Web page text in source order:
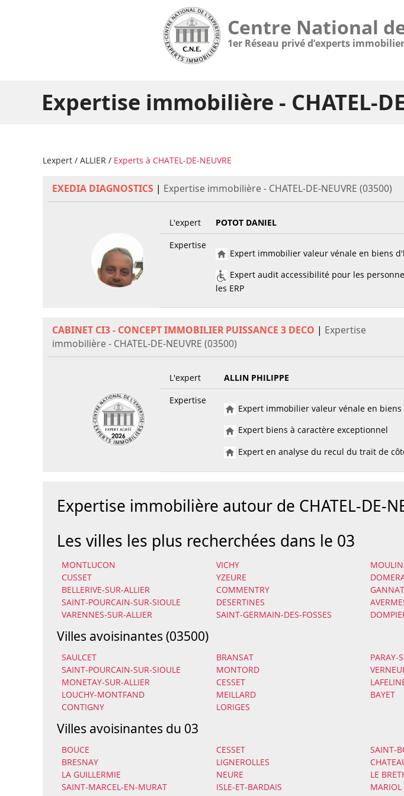
Centre National
1er Réseau privé d’experts
Expertise immobilière - CHATEL-
Lexpert / ALLIER / Experts à CHATEL-DE-NEUVRE
EXEDIA DIAGNOSTICS | Expertise immobilière - CHATEL-DE-NEUVRE (03500)
L'expert
POTOT DANIEL
Expertise
Expert immobilier valeur vénale en biens
Expert audit accessibilité pour les
les ERP
CABINET CI3 - CONCEPT IMMOBILIER PUISSANCE 3 DECO | Expertise
immobilière - CHATEL-DE-NEUVRE (03500)
L'expert
ALLIN PHILIPPE
Expertise
Expert immobilier valeur vénale en
Expert biens à caractère exceptionnel
Expert en analyse du recul du trait de
Expertise immobilière autour de CHATEL-DE-
Les villes les plus recherchées dans le 03
MONTLUCON VICHY
CUSSET
YZEURE
BELLERIVE-SUR-ALLIER
COMMENTRY
GANNAT
SAINT-POURCAIN-SUR-SIOULE
DESERTINES
VARENNES-SUR-ALLIER
SAINT-GERMAIN-DES-FOSSES
Villes avoisinantes (03500)
SAULCET BRANSAT
PARAY-
SAINT-POURCAIN-SUR-SIOULE
MONTORD
MONETAY-SUR-ALLIER
CESSET
LOUCHY-MONTFAND
MEILLARD
BAYET
CONTIGNY
LORIGES
Villes avoisinantes du 03
BOUCE CESSET
SAINT-
BRESNAY
LIGNEROLLES
LA GUILLERMIE
NEURE
LE
SAINT-MARCEL-EN-MURAT
ISLE-ET-BARDAIS
MARIOL